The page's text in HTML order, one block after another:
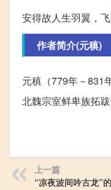
安得故人生羽翼，飞
作者简介(元稹)
元稹（779年－831
北魏宗室鲜卑族拓
上一篇
“凉夜波间吟古龙”